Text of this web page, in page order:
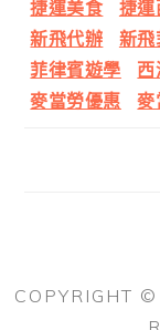
捷運美食
捷運
新飛代辦
新飛
菲律賓遊學
西
麥當勞優惠
麥
COPYRIGHT